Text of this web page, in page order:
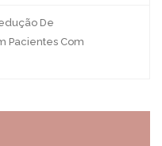
De
Pacientes Com